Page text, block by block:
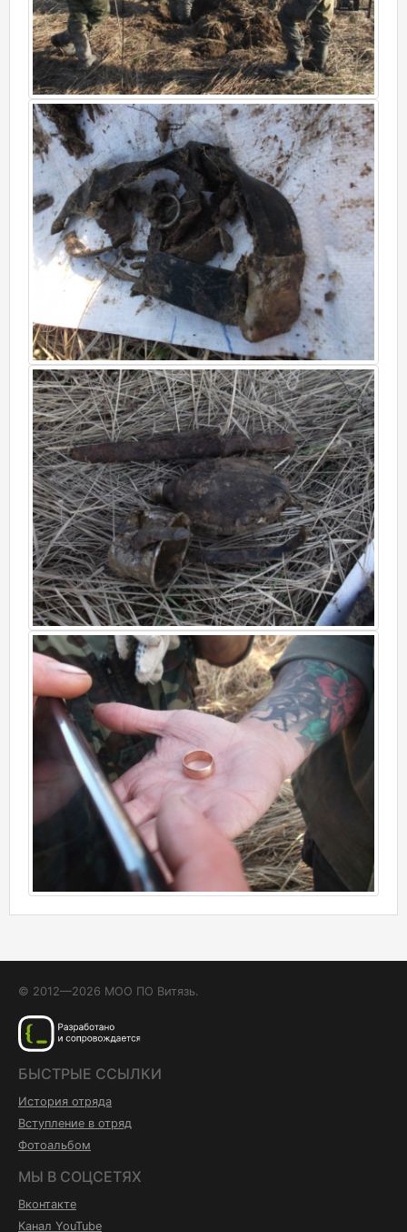
© 2012—2026 МОО ПО Витязь.
БЫСТРЫЕ ССЫЛКИ
История отряда
Вступление в отряд
Фотоальбом
МЫ В СОЦСЕТЯХ
Вконтакте
Канал YouTube